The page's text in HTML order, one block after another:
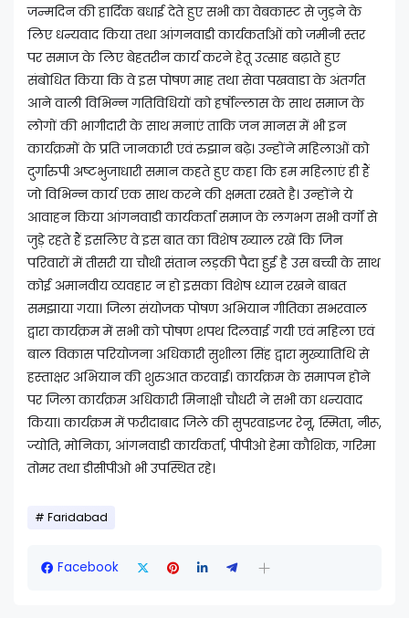
जन्मदिन की हार्दिक बधाई देते हुए सभी का वेबकास्ट से जुड़ने के
लिए धन्यवाद किया तथा आंगनवाडी कार्यकर्ताओं को जमीनी स्तर
पर समाज के लिए बेहतरीन कार्य करने हेतू उत्साह बढ़ाते हुए
संबोधित किया कि वे इस पोषण माह तथा सेवा पखवाडा के अंतर्गत
आने वाली विभिन्न गतिविधियों को हर्षोल्लास के साथ समाज के
लोगों की भागीदारी के साथ मनाएं ताकि जन मानस में भी इन
कार्यक्रमों के प्रति जानकारी एवं रुझान बढ़े। उन्होंने महिलाओं को
दुर्गारुपी अष्टभुजाधारी समान कहते हुए कहा कि हम महिलाएं ही हैं
जो विभिन्न कार्य एक साथ करने की क्षमता रखते है। उन्होंने ये
आवाहन किया आंगनवाडी कार्यकर्ता समाज के लगभग सभी वर्गों से
जुड़े रहते हैं इसलिए वे इस बात का विशेष ख्याल रखें कि जिन
परिवारों में तीसरी या चौथी संतान लड़की पैदा हुई है उस बच्ची के साथ
कोई अमानवीय व्यवहार न हो इसका विशेष ध्यान रखने बाबत
समझाया गया। जिला संयोजक पोषण अभियान गीतिका सभरवाल
द्वारा कार्यक्रम में सभी को पोषण शपथ दिलवाई गयी एवं महिला एवं
बाल विकास परियोजना अधिकारी सुशीला सिंह द्वारा मुख्यातिथि से
हस्ताक्षर अभियान की शुरुआत करवाई। कार्यक्रम के समापन होने
पर जिला कार्यक्रम अधिकारी मिनाक्षी चौधरी ने सभी का धन्यवाद
किया। कार्यक्रम में फरीदाबाद जिले की सुपरवाइजर रेनू, स्मिता, नीरू,
ज्योति, मोनिका, आंगनवाडी कार्यकर्ता, पीपीओ हेमा कौशिक, गरिमा
तोमर तथा डीसीपीओ भी उपस्थित रहे।
Faridabad
Facebook